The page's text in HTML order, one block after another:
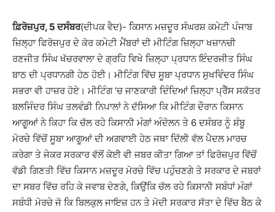
ਫ਼ਿਰੋਜ਼ਪੁਰ, 5 ਦਸੰਬਰ(ਦੀਪਕ ਵੈਦ)- ਕਿਸਾਨ ਮਜ਼ਦੂਰ ਸੰਘਰਸ਼ ਕਮੇਟੀ ਪੰਜਾਬ
ਜ਼ਿਲ੍ਹਾ ਫਿਰੋਜ਼ਪੁਰ ਦੇ ਕੋਰ ਕਮੇਟੀ ਮੈਂਬਰਾਂ ਦੀ ਮੀਟਿੰਗ ਜ਼ਿਲ੍ਹਾ ਖਜ਼ਾਨਚੀ
ਰਣਜੀਤ ਸਿੰਘ ਖੱਚਰਵਾਲਾ ਦੇ ਗ੍ਰਹਿ ਵਿਖੇ ਜ਼ਿਲ੍ਹਾ ਪ੍ਰਧਾਨ ਇੰਦਰਜੀਤ ਸਿੰਘ
ਬਾਠ ਦੀ ਪ੍ਰਧਾਨਗੀ ਹੇਠ ਹੋਈ। ਮੀਟਿੰਗ ਵਿੱਚ ਸੂਬਾ ਪ੍ਰਧਾਨ ਸੁਖਵਿੰਦਰ ਸਿੰਘ
ਸਭਰਾ ਵੀ ਹਾਜ਼ਰ ਹੋਏ। ਮੀਟਿੰਗ ’ਚ ਜਾਣਕਾਰੀ ਦਿੰਦਿਆਂ ਜ਼ਿਲ੍ਹਾ ਪ੍ਰੈੱਸ ਸਕੱਤਰ
ਬਲਜਿੰਦਰ ਸਿੰਘ ਤਲਵੰਡੀ ਨਿਪਾਲਾਂ ਨੇ ਦੱਸਿਆ ਕਿ ਮੀਟਿੰਗ ਦੌਰਾਨ ਕਿਸਾਨ
ਆਗੂਆਂ ਨੇ ਕਿਹਾ ਕਿ ਚੱਲ ਰਹੇ ਕਿਸਾਨੀ ਮੰਗਾਂ ਅੰਦੋਲਨ ਤੇ 6 ਦਸੰਬਰ ਨੂੰ ਸ਼ੰਬੂ
ਮੋਰਚੇ ਵਿੱਚੋਂ ਸੂਬਾ ਆਗੂਆਂ ਦੀ ਅਗਵਾਈ ਹੇਠ ਜਥਾ ਦਿੱਲੀ ਵੱਲ ਪੈਦਲ ਮਾਰਚ
ਕਰੇਗਾ ਤੇ ਜੇਕਰ ਸਰਕਾਰ ਵੱਲੋਂ ਕੋਈ ਵੀ ਜਬਰ ਕੀਤਾ ਗਿਆ ਤਾਂ ਫਿਰੋਜ਼ਪੁਰ ਵਿੱਚੋਂ
ਵੱਡੀ ਗਿਣਤੀ ਵਿੱਚ ਕਿਸਾਨ ਮਜ਼ਦੂਰ ਮੋਰਚੇ ਵਿੱਚ ਪਹੁੰਚਣਗੇ ਤੇ ਸਰਕਾਰ ਦੇ ਜਬਰਾਂ
ਦਾ ਸਬਰ ਵਿੱਚ ਰਹਿ ਕੇ ਜਵਾਬ ਦੇਣਗੇ, ਕਿਉਂਕਿ ਚੱਲ ਰਹੇ ਕਿਸਾਨੀ ਸਬੰਧਾਂ ਮੰਗਾਂ
ਸਬੰਧੀ ਮੋਰਚੇ ਜੋ ਕਿ ਬਿਲਕੁਲ ਜਾਇਜ਼ ਹਨ ਤੇ ਮੋਦੀ ਸਰਕਾਰ ਸੱਤਾ ਦੇ ਵਿੱਚ ਬੈਠ ਕੇ